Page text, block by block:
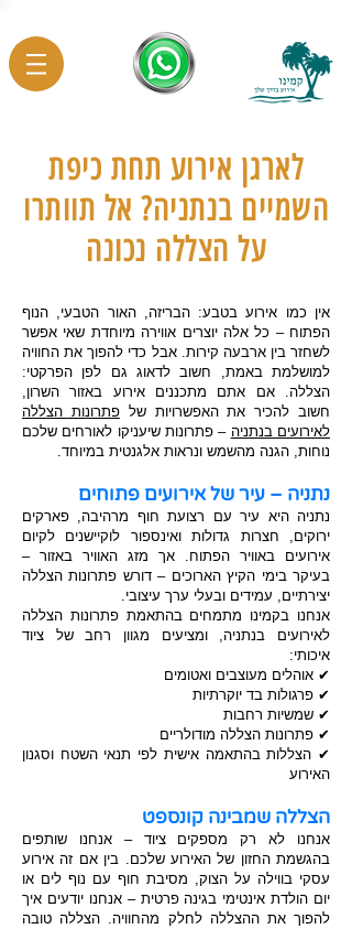
לארגן אירוע תחת כיפת
השמיים בנתניה? אל תוותרו
על הצללה נכונה
אין כמו אירוע בטבע: הבריזה, האור הטבעי, הנוף
הפתוח – כל אלה יוצרים אווירה מיוחדת שאי אפשר
לשחזר בין ארבעה קירות. אבל כדי להפוך את החוויה
למושלמת באמת, חשוב לדאוג גם לפן הפרקטי:
הצללה. אם אתם מתכננים אירוע באזור השרון,
חשוב להכיר את האפשרויות שלפתרונות הצללה
לאירועים בנתניה – פתרונות שיעניקו לאורחים שלכם
נוחות, הגנה מהשמש ונראות אלגנטית במיוחד.
נתניה – עיר של אירועים פתוחים
נתניה היא עיר עם רצועת חוף מרהיבה, פארקים
ירוקים, חצרות גדולות ואינספור לוקיישנים לקיום
אירועים באוויר הפתוח. אך מזג האוויר באזור –
בעיקר בימי הקיץ הארוכים – דורש פתרונות הצללה
יצירתיים, עמידים ובעלי ערך עיצובי.
אנחנו בקמינו מתמחים בהתאמת פתרונות הצללה
לאירועים בנתניה, ומציעים מגוון רחב של ציוד
איכותי:
✔ אוהלים מעוצבים ואטומים
✔ פרגולות בד יוקרתיות
✔ שמשיות רחבות
✔ פתרונות הצללה מודולריים
✔ הצללות בהתאמה אישית לפי תנאי השטח וסגנון
האירוע
הצללה שמבינה קונספט
אנחנו לא רק מספקים ציוד – אנחנו שותפים
בהגשמת החזון של האירוע שלכם. בין אם זה אירוע
עסקי בווילה על הצוק, מסיבת חוף עם נוף לים או
יום הולדת אינטימי בגינה פרטית – אנחנו יודעים איך
להפוך את ההצללה לחלק מהחוויה. הצללה טובה